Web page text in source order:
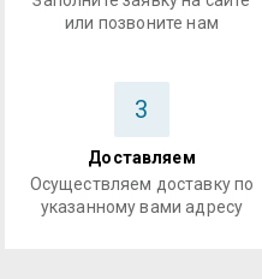
или позвоните нам
3
Доставляем
Осуществляем доставку по
указанному вами адресу